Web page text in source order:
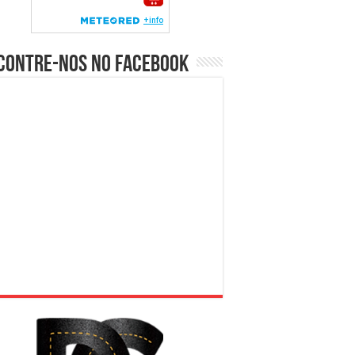
nos no Facebook